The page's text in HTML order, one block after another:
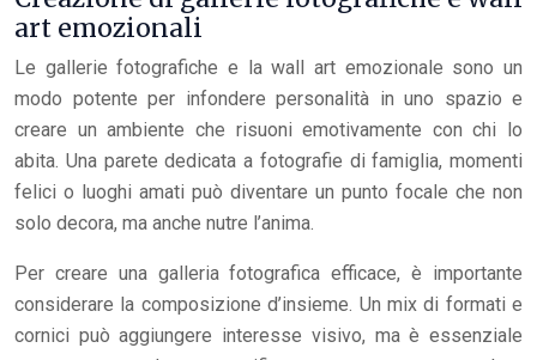
art emozionali
Le gallerie fotografiche e la wall art emozionale sono un
modo potente per infondere personalità in uno spazio e
creare un ambiente che risuoni emotivamente con chi lo
abita. Una parete dedicata a fotografie di famiglia, momenti
felici o luoghi amati può diventare un punto focale che non
solo decora, ma anche nutre l’anima.
Per creare una galleria fotografica efficace, è importante
considerare la composizione d’insieme. Un mix di formati e
cornici può aggiungere interesse visivo, ma è essenziale